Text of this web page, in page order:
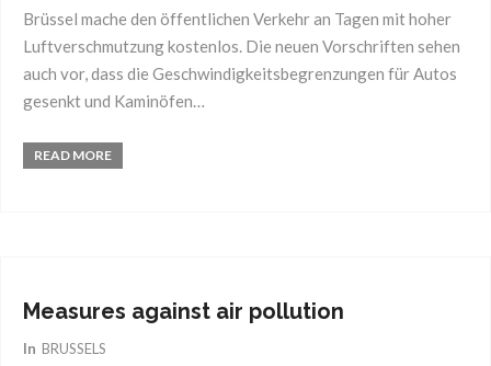
Brüssel mache den öffentlichen Verkehr an Tagen mit hoher
Luftverschmutzung kostenlos. Die neuen Vorschriften sehen
auch vor, dass die Geschwindigkeitsbegrenzungen für Autos
gesenkt und Kaminöfen…
READ MORE
Measures against air pollution
In BRUSSELS